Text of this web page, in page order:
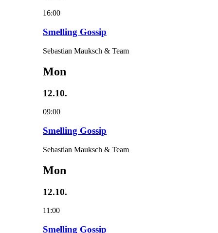
16:00
Smelling Gossip
Sebastian Mauksch & Team
Mon
12.10.
09:00
Smelling Gossip
Sebastian Mauksch & Team
Mon
12.10.
11:00
Smelling Gossip